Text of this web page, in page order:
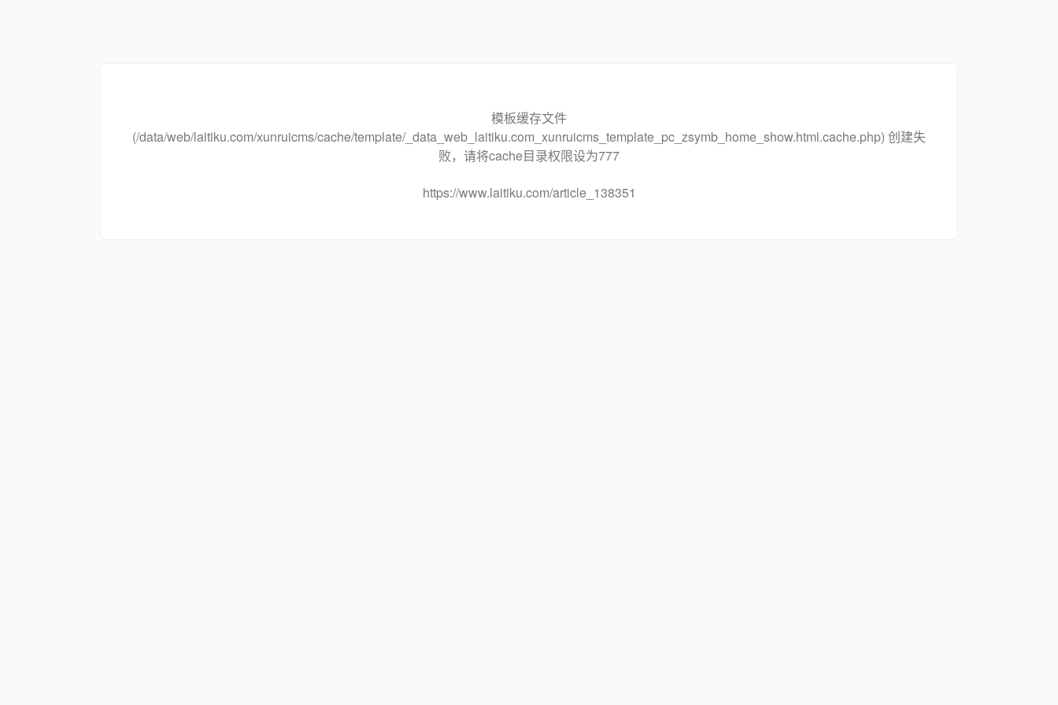
模板缓存文件
(/data/web/laitiku.com/xunruicms/cache/template/_data_web_laitiku.com_xunruicms_template_pc_zsymb_home_show.html.cache.php) 创建失
败，请将cache目录权限设为777
https://www.laitiku.com/article_138351